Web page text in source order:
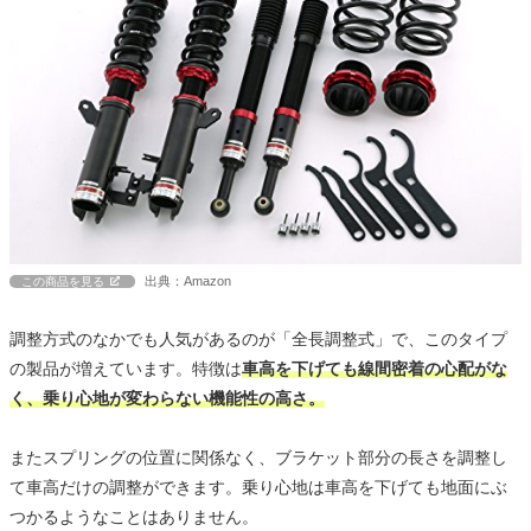
この商品を見る 出典：Amazon
調整方式のなかでも人気があるのが「全長調整式」で、このタイプ
の製品が増えています。特徴は車高を下げても線間密着の心配がな
く、乗り心地が変わらない機能性の高さ。
またスプリングの位置に関係なく、ブラケット部分の長さを調整し
て車高だけの調整ができます。乗り心地は車高を下げても地面にぶ
つかるようなことはありません。